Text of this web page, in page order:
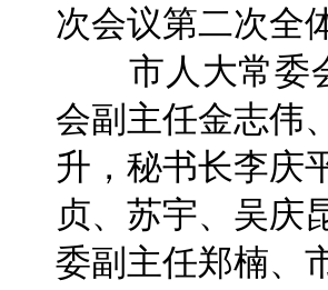
次会议第二次全
市人大常委会
会副主任金志伟
升，秘书长李庆
贞、苏宇、吴庆
委副主任郑楠、